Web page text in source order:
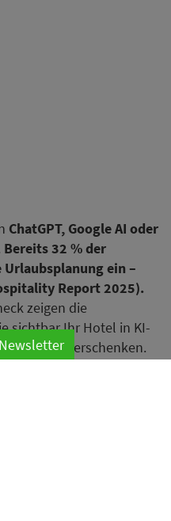
ChatGPT, Google AI oder
Bereits 32 % der
ein –
Report 2025).
zeigen die
sichtbar Ihr Hotel in KI-
Potenzial verschenken.
Newsletter